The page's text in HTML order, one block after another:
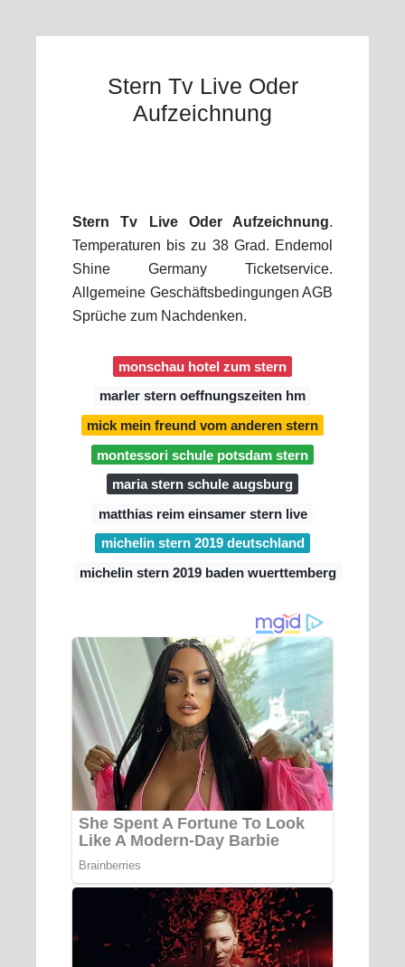
Stern Tv Live Oder
Aufzeichnung
Stern Tv Live Oder Aufzeichnung.
Temperaturen bis zu 38 Grad. Endemol
Shine Germany Ticketservice.
Allgemeine Geschäftsbedingungen AGB
Sprüche zum Nachdenken.
monschau hotel zum stern
marler stern oeffnungszeiten hm
mick mein freund vom anderen stern
montessori schule potsdam stern
maria stern schule augsburg
matthias reim einsamer stern live
michelin stern 2019 deutschland
michelin stern 2019 baden wuerttemberg